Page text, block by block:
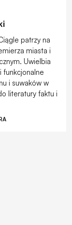
patrzy na
miasta i
Uwielbia
funkcjonalne
i suwaków w
literatury faktu i